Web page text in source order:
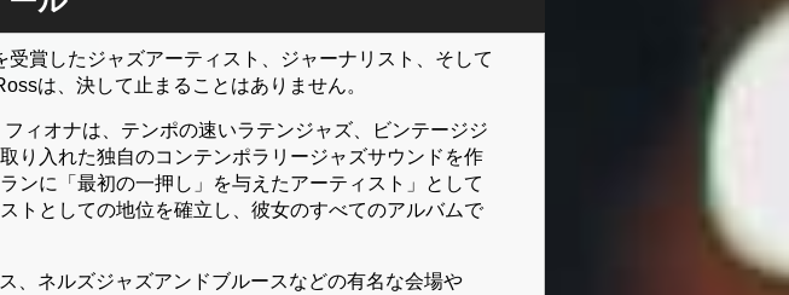
賞したジャズアーティスト、ジャーナリスト、そして
は、決して止まることはありません。
ィオナは、テンポの速いラテンジャズ、ビンテージジ
り入れた独自のコンテンポラリージャズサウンドを作
ンに「最初の一押し」を与えたアーティスト」として
トとしての地位を確立し、彼女のすべてのアルバムで
、ネルズジャズアンドブルースなどの有名な会場や